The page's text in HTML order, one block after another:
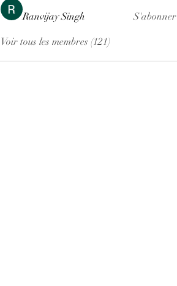
Ranvijay Singh S'abonner
Voir tous les membres (121)